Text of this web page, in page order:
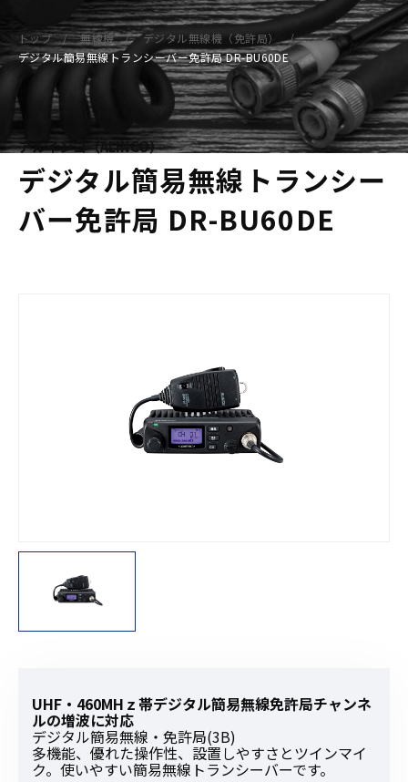
トップ 無線機
デジタル無線機（免許局）
デジタル簡易無線トランシーバー免許局 DR-BU60DE
アルインコ（ALINCO）
デジタル簡易無線トランシー
バー免許局 DR-BU60DE
UHF・460MHｚ帯デジタル簡易無線免許局チャンネ
ルの増波に対応
デジタル簡易無線・免許局(3B)
多機能、優れた操作性、設置しやすさとツインマイ
ク。使いやすい簡易無線トランシーバーです。